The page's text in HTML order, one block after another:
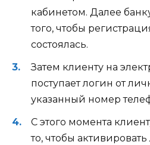
кабинетом. Далее
того, чтобы
состоялась.
Затем клиенту на
поступает логин от
указанный номер
С этого момента
то, чтобы